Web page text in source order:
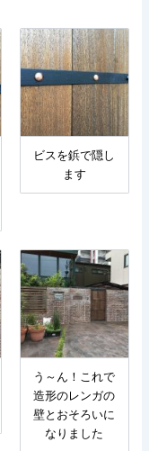
ビスを鋲で隠し
ます
う～ん！これで
造形のレンガの
壁とおそろいに
なりました